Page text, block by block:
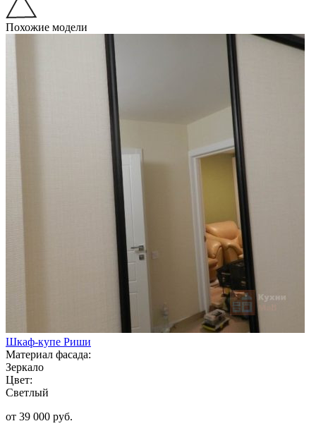
Похожие модели
Шкаф-купе Риши
Материал фасада:
Зеркало
Цвет:
Светлый
от 39 000 руб.